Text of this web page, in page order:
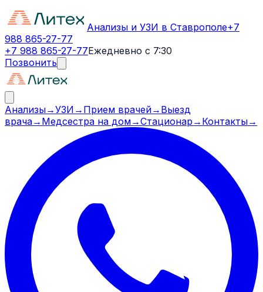
Анализы и УЗИ в Ставрополе+7
988 865-27-77
+7 988 865-27-77Ежедневно с 7:30
Позвонить
Анализы→УЗИ → Прием врачей→ Выезд
врача→ Медсестра на дом→Стационар → Контакты→